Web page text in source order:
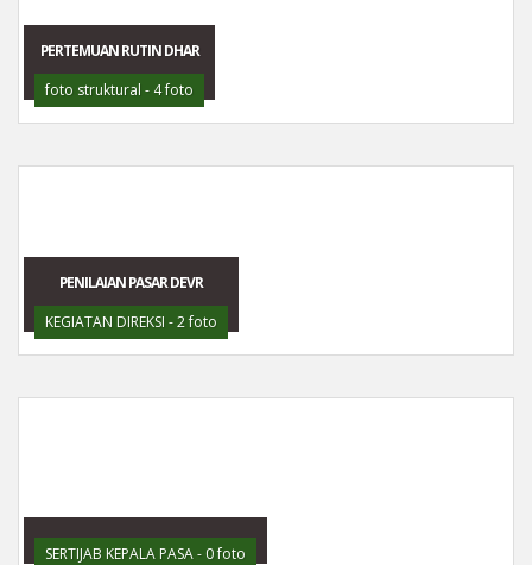
PERTEMUAN RUTIN DHAR
foto struktural - 4 foto
PENILAIAN PASAR DEVR
KEGIATAN DIREKSI - 2 foto
SERTIJAB KEPALA PASA - 0 foto